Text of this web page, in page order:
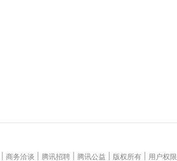
商务洽谈 腾讯招聘 腾讯公益 版权所有 用户权限